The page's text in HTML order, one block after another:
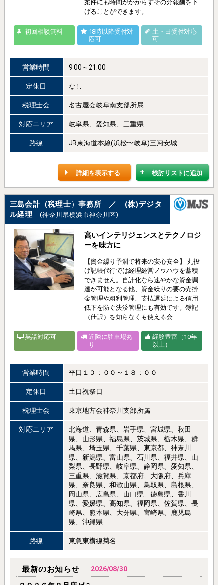
案件にも時間がかからずその分報酬を下
げることができます。
初回相談無料
18時以降受付対
応可
土・日受付対応
可
営業時間 9:00～21:00
定休日 なし
税理士会 名古屋会岐阜南支部所属
対応エリア 岐阜県、愛知県、三重県
路線 JR東海道本線(浜松〜岐阜)三河安城
検討リストに追加
詳細を表示する
三島会計（税理士）事務所 ／ (株)デジタ
ル経理
(神奈川県横浜市神奈川区)
高いインテリジェンスとテクノロジ
ーを味方に
【資金繰り予測で将来の安心安全】 丸投
げ記帳代行では経理経営ノウハウを蓄積
できません。自計化なら速やかな資金調
達が可能となる他、資金繰りの要の売掛
金管理や粗利管理、支払遅延による信用
低下を防ぐ決済管理にも有効です。簿記
（仕訳）を知らなくも使える会...
英語対応可
近隣に駐車場あ
り
経験豊富（10年
以上）
営業時間 平日１０：００～１８：００
定休日 土日祝祭日
税理士会 東京地方会神奈川支部所属
対応エリア
北海道、青森県、岩手県、宮城県、秋田
県、山形県、福島県、茨城県、栃木県、群
馬県、埼玉県、千葉県、東京都、神奈川
県、新潟県、富山県、石川県、福井県、山
梨県、長野県、岐阜県、静岡県、愛知県、
三重県、滋賀県、京都府、大阪府、兵庫
県、奈良県、和歌山県、鳥取県、島根県、
岡山県、広島県、山口県、徳島県、香川
県、愛媛県、高知県、福岡県、佐賀県、長
崎県、熊本県、大分県、宮崎県、鹿児島
県、沖縄県
路線 東急東横線菊名
最新のお知らせ 2026/08/30